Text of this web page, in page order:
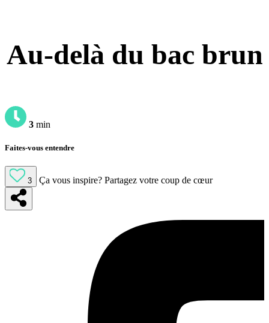
Au-delà du bac brun
3 min
Faites-vous entendre
3 Ça vous inspire? Partagez votre coup de cœur